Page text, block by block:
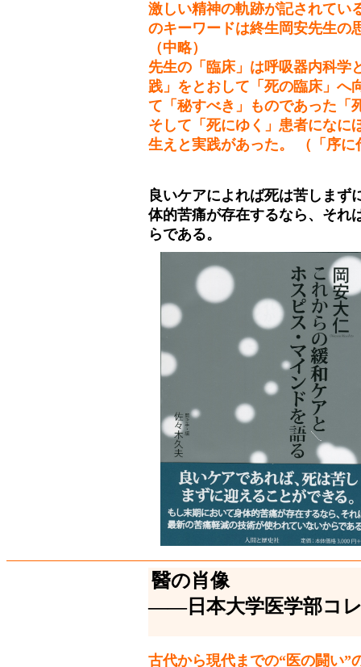
激しい精神の軌跡が記されてい
のキーワードは終生岡安先生の
（中略）
先生の「臨床」は呼吸器内科学
践」をとおして「死の臨床」へ
て「秘すべき」ものであった「
そして「死にゆく」患者になに
生えと実践があった。 （「序に
良いケアによれば死は苦しま
体的苦痛が存在するなら、それ
らである。
醫の肖像
――日本大学医学部コ
古代から現代までの“医の闘い”